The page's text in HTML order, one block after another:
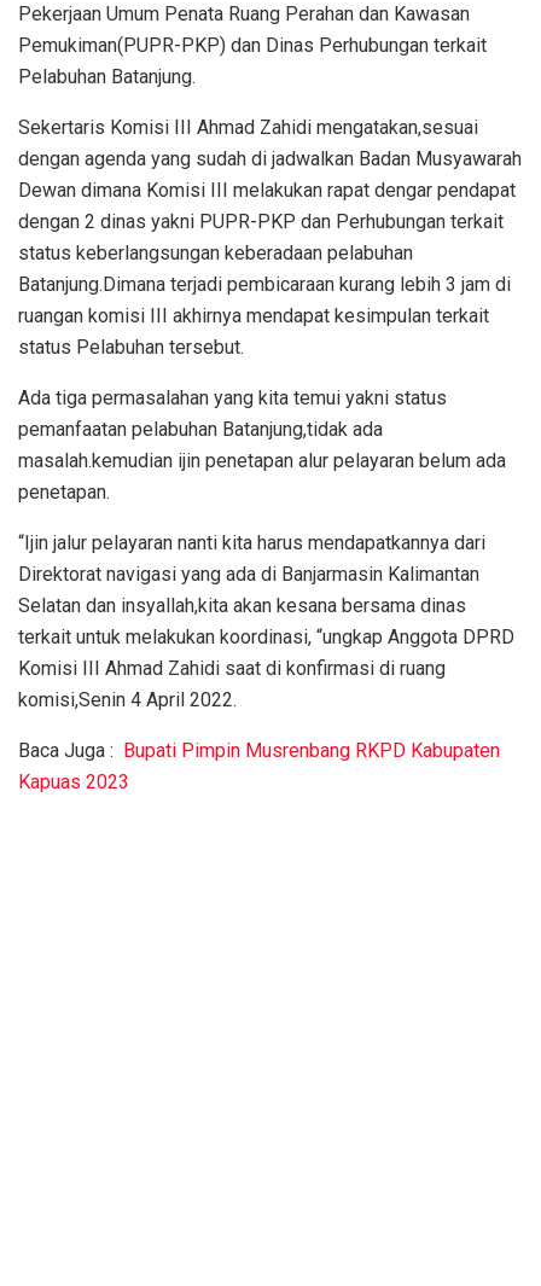
Pekerjaan Umum Penata Ruang Perahan dan Kawasan
Pemukiman(PUPR-PKP) dan Dinas Perhubungan terkait
Pelabuhan Batanjung.
Sekertaris Komisi III Ahmad Zahidi mengatakan,sesuai
dengan agenda yang sudah di jadwalkan Badan Musyawarah
Dewan dimana Komisi III melakukan rapat dengar pendapat
dengan 2 dinas yakni PUPR-PKP dan Perhubungan terkait
status keberlangsungan keberadaan pelabuhan
Batanjung.Dimana terjadi pembicaraan kurang lebih 3 jam di
ruangan komisi III akhirnya mendapat kesimpulan terkait
status Pelabuhan tersebut.
Ada tiga permasalahan yang kita temui yakni status
pemanfaatan pelabuhan Batanjung,tidak ada
masalah.kemudian ijin penetapan alur pelayaran belum ada
penetapan.
“Ijin jalur pelayaran nanti kita harus mendapatkannya dari
Direktorat navigasi yang ada di Banjarmasin Kalimantan
Selatan dan insyallah,kita akan kesana bersama dinas
terkait untuk melakukan koordinasi, “ungkap Anggota DPRD
Komisi III Ahmad Zahidi saat di konfirmasi di ruang
komisi,Senin 4 April 2022.
Baca Juga : Bupati Pimpin Musrenbang RKPD Kabupaten
Kapuas 2023